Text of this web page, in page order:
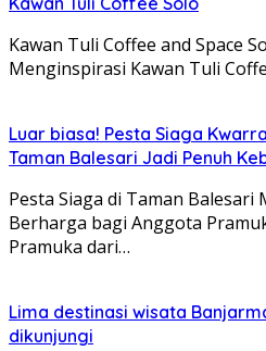
Kawan Tuli Coffee and Space
Menginspirasi Kawan Tuli
Luar biasa! Pesta Siaga
Taman Balesari Jadi Penuh
Pesta Siaga di Taman Balesari
Berharga bagi Anggota
Pramuka dari…
Lima destinasi wisata
dikunjungi